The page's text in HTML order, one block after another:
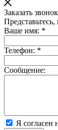
Заказать звонок
Ваше имя: *
Телефон: *
Сообщение:
Я согласен